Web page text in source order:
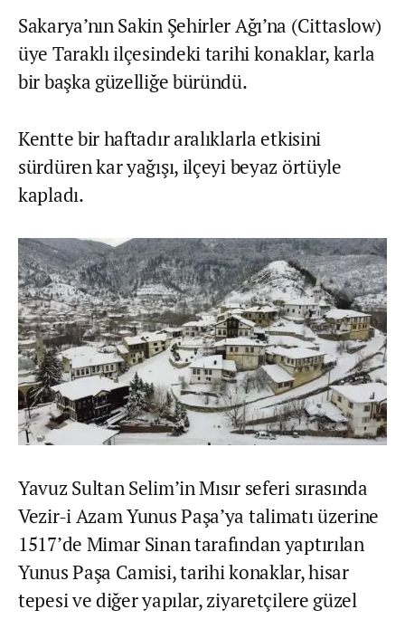
Sakarya’nın Sakin Şehirler Ağı’na (Cittaslow)
üye Taraklı ilçesindeki tarihi konaklar, karla
bir başka güzelliğe büründü.
Kentte bir haftadır aralıklarla etkisini
sürdüren kar yağışı, ilçeyi beyaz örtüyle
kapladı.
Yavuz Sultan Selim’in Mısır seferi sırasında
Vezir-i Azam Yunus Paşa’ya talimatı üzerine
1517’de Mimar Sinan tarafından yaptırılan
Yunus Paşa Camisi, tarihi konaklar, hisar
tepesi ve diğer yapılar, ziyaretçilere güzel